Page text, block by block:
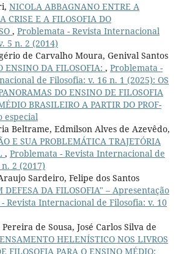
NICOLA ABBAGNANO ENTRE A
CRISE E A FILOSOFIA DO
, Problemata - Revista Internacional
5 n. 2 (2014)
de Carvalho Moura, Genival Santos
ENSINO DA FILOSOFIA: , Problemata -
de Filosofia: v. 16 n. 1 (2025): OS
DO ENSINO DE FILOSOFIA
BRASILEIRO A PARTIR DO PROF-
especial
Beltrame, Edmilson Alves de Azevêdo,
E SUA PROBLEMÁTICA TRAJETÓRIA
, Problemata - Revista Internacional de
2 (2017)
Sardeiro, Felipe dos Santos
DEFESA DA FILOSOFIA" – Apresentação
Revista Internacional de Filosofia: v. 10
de Sousa, José Carlos Silva de
HELENÍSTICO NOS LIVROS
FILOSOFIA PARA O ENSINO MÉDIO: